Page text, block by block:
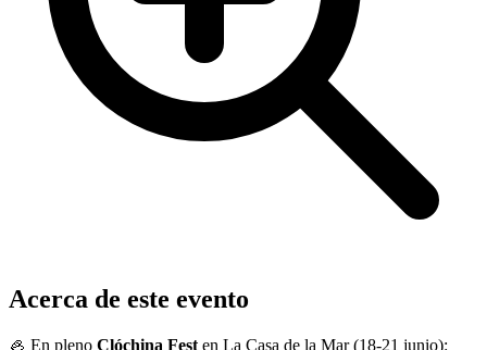
Acerca de este evento
🦪 En pleno Clóchina Fest en La Casa de la Mar (18-21 junio):